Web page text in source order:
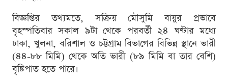
বিজ্ঞপ্তির তথ্যমতে, সক্রিয় মৌসুমি বায়ুর প্রভাবে
বৃহস্পতিবার সকাল ৯টা থেকে পরবর্তী ২৪ ঘণ্টার মধ্যে
ঢাকা, খুলনা, বরিশাল ও চট্টগ্রাম বিভাগের বিভিন্ন স্থানে ভারী
(৪৪-৮৮ মিমি) থেকে অতি ভারী (৮৯ মিমি বা তার বেশি)
বৃষ্টিপাত হতে পারে।